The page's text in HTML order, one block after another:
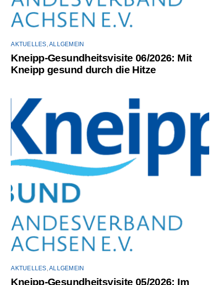
AKTUELLES ,ALLGEMEIN
Kneipp-Gesundheitsvisite 06/2026: Mit
Kneipp gesund durch die Hitze
AKTUELLES,ALLGEMEIN
Kneipp-Gesundheitsvisite 05/2026: Im